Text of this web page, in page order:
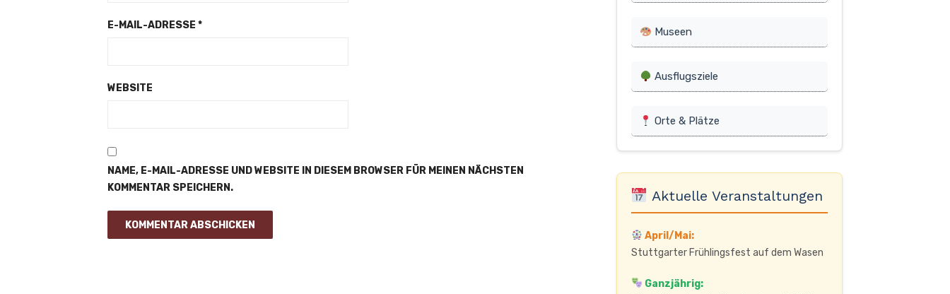
E-MAIL-ADRESSE *
WEBSITE
NAME, E-MAIL-ADRESSE UND WEBSITE IN DIESEM BROWSER FÜR MEINEN NÄCHSTEN
KOMMENTAR SPEICHERN.
Museen
Ausflugsziele
Orte & Plätze
Aktuelle Veranstaltungen
April/Mai:
Stuttgarter Frühlingsfest auf dem Wasen
Ganzjährig: